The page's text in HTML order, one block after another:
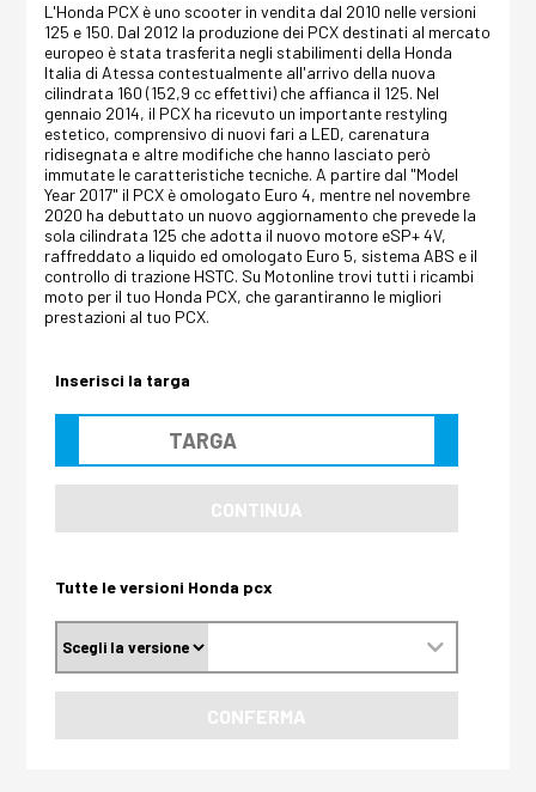
L'Honda PCX è uno scooter in vendita dal 2010 nelle versioni
125 e 150. Dal 2012 la produzione dei PCX destinati al mercato
europeo è stata trasferita negli stabilimenti della Honda
Italia di Atessa contestualmente all'arrivo della nuova
cilindrata 160 (152,9 cc effettivi) che affianca il 125. Nel
gennaio 2014, il PCX ha ricevuto un importante restyling
estetico, comprensivo di nuovi fari a LED, carenatura
ridisegnata e altre modifiche che hanno lasciato però
immutate le caratteristiche tecniche. A partire dal "Model
Year 2017" il PCX è omologato Euro 4, mentre nel novembre
2020 ha debuttato un nuovo aggiornamento che prevede la
sola cilindrata 125 che adotta il nuovo motore eSP+ 4V,
raffreddato a liquido ed omologato Euro 5, sistema ABS e il
controllo di trazione HSTC. Su Motonline trovi tutti i ricambi
moto per il tuo Honda PCX, che garantiranno le migliori
prestazioni al tuo PCX.
Inserisci la targa
CONTINUA
Tutte le versioni Honda pcx
CONFERMA